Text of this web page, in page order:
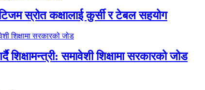
स्रोत कक्षालाई कुर्सी र टेबल सहयोग
समावेशी शिक्षामा सरकारको जोड